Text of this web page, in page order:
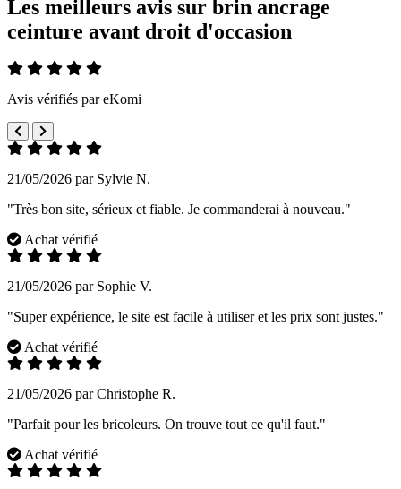
Les meilleurs avis sur brin ancrage
ceinture avant droit d'occasion
Avis vérifiés par eKomi
21/05/2026 par Sylvie N.
"Très bon site, sérieux et fiable. Je commanderai à nouveau."
Achat vérifié
21/05/2026 par Sophie V.
"Super expérience, le site est facile à utiliser et les prix sont justes."
Achat vérifié
21/05/2026 par Christophe R.
"Parfait pour les bricoleurs. On trouve tout ce qu'il faut."
Achat vérifié